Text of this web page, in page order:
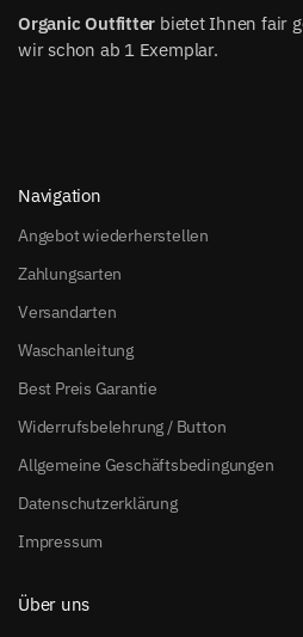
Organic Outfitter bietet Ihnen fair
wir schon ab 1 Exemplar.
Navigation
Angebot wiederherstellen
Zahlungsarten
Versandarten
Waschanleitung
Best Preis Garantie
Widerrufsbelehrung / Button
Allgemeine Geschäftsbedingungen
Datenschutzerklärung
Impressum
Über uns